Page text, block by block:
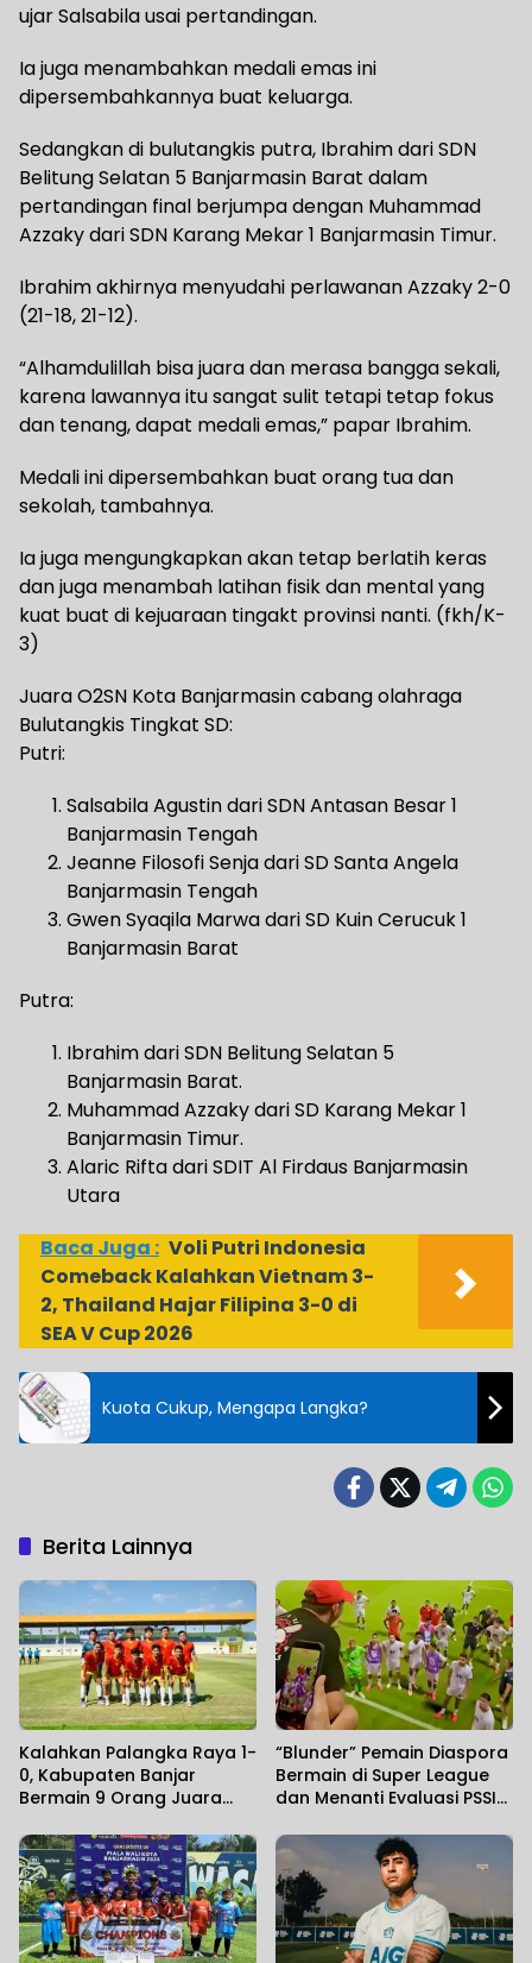
ujar Salsabila usai pertandingan.
Ia juga menambahkan medali emas ini
dipersembahkannya buat keluarga.
Sedangkan di bulutangkis putra, Ibrahim dari SDN
Belitung Selatan 5 Banjarmasin Barat dalam
pertandingan final berjumpa dengan Muhammad
Azzaky dari SDN Karang Mekar 1 Banjarmasin Timur.
Ibrahim akhirnya menyudahi perlawanan Azzaky 2-0
(21-18, 21-12).
“Alhamdulillah bisa juara dan merasa bangga sekali,
karena lawannya itu sangat sulit tetapi tetap fokus
dan tenang, dapat medali emas,” papar Ibrahim.
Medali ini dipersembahkan buat orang tua dan
sekolah, tambahnya.
Ia juga mengungkapkan akan tetap berlatih keras
dan juga menambah latihan fisik dan mental yang
kuat buat di kejuaraan tingakt provinsi nanti. (fkh/K-
3)
Juara O2SN Kota Banjarmasin cabang olahraga
Bulutangkis Tingkat SD:
Putri:
Salsabila Agustin dari SDN Antasan Besar 1
Banjarmasin Tengah
Jeanne Filosofi Senja dari SD Santa Angela
Banjarmasin Tengah
Gwen Syaqila Marwa dari SD Kuin Cerucuk 1
Banjarmasin Barat
Putra:
Ibrahim dari SDN Belitung Selatan 5
Banjarmasin Barat.
Muhammad Azzaky dari SD Karang Mekar 1
Banjarmasin Timur.
Alaric Rifta dari SDIT Al Firdaus Banjarmasin
Utara
Baca Juga : Voli Putri Indonesia
Comeback Kalahkan Vietnam 3-
2, Thailand Hajar Filipina 3-0 di
SEA V Cup 2026
Kuota Cukup, Mengapa Langka?
Berita Lainnya
Kalahkan Palangka Raya 1-
0, Kabupaten Banjar
Bermain 9 Orang Juara
Pangdam XXII/KB 2026
“Blunder” Pemain Diaspora
Bermain di Super League
dan Menanti Evaluasi PSSI
AFF